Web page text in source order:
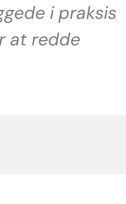
i praksis
at redde